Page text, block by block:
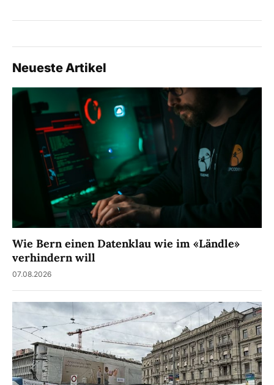
Neueste Artikel
Wie Bern einen Datenklau wie im «Ländle»
verhindern will
07.08.2026